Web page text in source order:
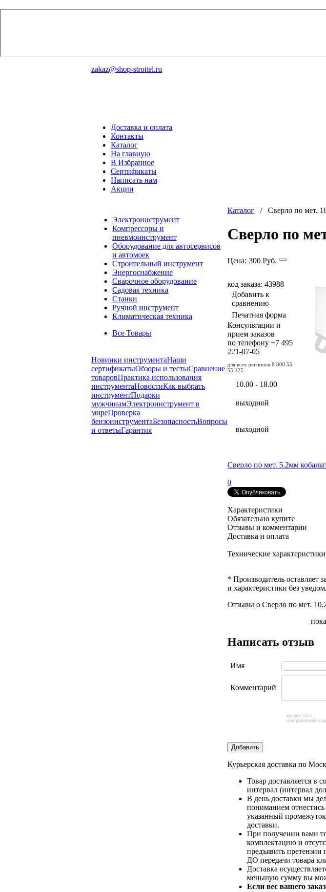
zakaz@shop-stroitel.ru
Доставка и оплата
Контакты
Каталог
На главную
В Избранное
Сертификаты
Написать нам
Акции
Электроинструмент
Компрессоры и
пневмоинструмент
Оборудование для автосервисов
и автомоек
Строительный инструмент
Энергоснабжение
Сварочное оборудование
Садовая техника
Станки
Ручной инструмент
Климатическая техника
Все Товары
Новинки инструментаНаши
сертификатыОбзоры и тестыСравнение
товаровПрактика использования
инструментаНовостиКак выбрать
инструментПодарки
мужчинамЭлектроинструмент в
миреПроверка
бензоинструментаБезопасностьВопросы
и ответыГарантия
Каталог / Сверло по мет.
Сверло по
Цена: 300 Руб.
код заказа: 43988
Добавить к
сравнению
Печатная форма
Консультации и
прием заказов
по телефону +7 495
221-07-05
для всех регионов 8 800 55
55 125
10.00 - 18.00
выходной
выходной
Сверло по мет. 5.2мм кобальт
0
Характеристики
Обязательно купите
Отзывы и комментарии
Доставка и оплата
Технические
* Производитель оставляет
и характеристики без
Отзывы о Сверло по мет.
Написать отзыв
Имя
Комментарий
введите текст,
изображенный на
Добавить
Курьерская доставка по
Товар доставляется в
интервал (интервал
В день доставки мы
пониманием отнестись
указанный
доставки.
При получении вами
комплектацию и
предъявить
ДО передачи товара
Доставка
меньшую сумму вы
Если вес вашего